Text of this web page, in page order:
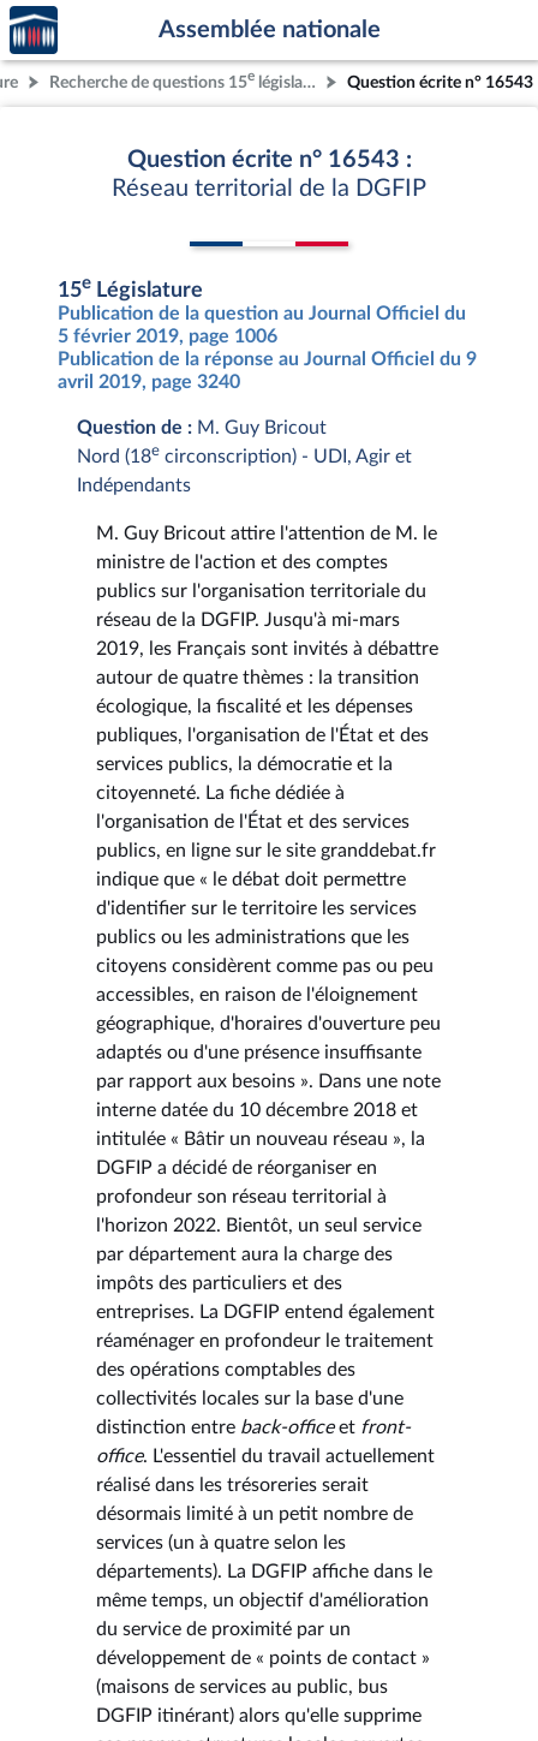
Aller au contenu
Aller en bas de la page
Accèder
à la
page
d'accueil
Assemblée nationale
Recherche de questions 15e législature Question écrite n° 16543
Question écrite n° 16543 :
Réseau territorial de la DGFIP
15e Législature
Publication de la question au Journal Officiel du
5 février 2019, page 1006
Publication de la réponse au Journal Officiel du 9
avril 2019, page 3240
Question de : M. Guy Bricout
Nord (18e circonscription) - UDI, Agir et
Indépendants
M. Guy Bricout attire l'attention de M. le
ministre de l'action et des comptes
publics sur l'organisation territoriale du
réseau de la DGFIP. Jusqu'à mi-mars
2019, les Français sont invités à débattre
autour de quatre thèmes : la transition
écologique, la fiscalité et les dépenses
publiques, l'organisation de l'État et des
services publics, la démocratie et la
citoyenneté. La fiche dédiée à
l'organisation de l'État et des services
publics, en ligne sur le site granddebat.fr
indique que « le débat doit permettre
d'identifier sur le territoire les services
publics ou les administrations que les
citoyens considèrent comme pas ou peu
accessibles, en raison de l'éloignement
géographique, d'horaires d'ouverture peu
adaptés ou d'une présence insuffisante
par rapport aux besoins ». Dans une note
interne datée du 10 décembre 2018 et
intitulée « Bâtir un nouveau réseau », la
DGFIP a décidé de réorganiser en
profondeur son réseau territorial à
l'horizon 2022. Bientôt, un seul service
par département aura la charge des
impôts des particuliers et des
entreprises. La DGFIP entend également
réaménager en profondeur le traitement
des opérations comptables des
collectivités locales sur la base d'une
distinction entre back-officeet front-
office. L'essentiel du travail actuellement
réalisé dans les trésoreries serait
désormais limité à un petit nombre de
services (un à quatre selon les
départements). La DGFIP affiche dans le
même temps, un objectif d'amélioration
du service de proximité par un
développement de « points de contact »
(maisons de services au public, bus
DGFIP itinérant) alors qu'elle supprime